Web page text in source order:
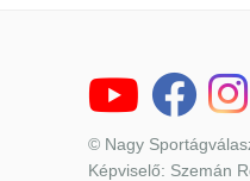
© Nagy
Képviselő: Szemán